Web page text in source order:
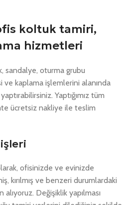
koltuk tamiri,
hizmetleri
sandalye, oturma grubu
kaplama işlemlerini alanında
Yaptığımız tüm
ücretsiz nakliye ile teslim
ofisinizde ve evinizde
kırılmış ve benzeri durumlardaki
alıyoruz. Değişiklik yapılması